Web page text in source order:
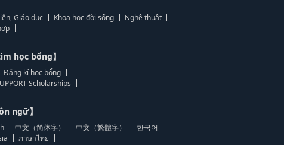
Giáo dục
Khoa học đời sống
Nghệ thuật
học bổng】
Đăng kí học bổng
Scholarships
ngữ】
中文（简体字） 中文（繁體字）
한국어
ภาษาไทย